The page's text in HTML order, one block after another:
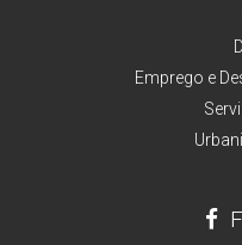
Emprego e